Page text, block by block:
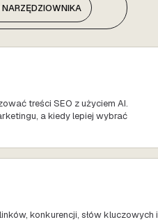
treści SEO z użyciem AI.
a kiedy lepiej wybrać
konkurencji, słów kluczowych i